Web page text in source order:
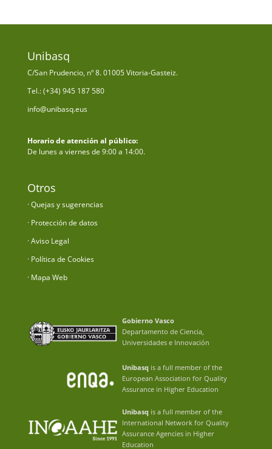
Unibasq
C/San Prudencio, nº 8. 01005 Vitoria-Gasteiz.
Tel.: (+34) 945 187 580
info@unibasq.eus
Horario de atención al público:
De lunes a viernes de 9:00 a 14:00.
Otros
· Quejas y sugerencias
· Protección de datos
· Aviso Legal
· Política de Cookies
· Mapa Web
Gobierno Vasco
Departamento de Ciencia,
Universidades e Innovación
Unibasq is a full member of the
European Association for Quality
Assurance in Higher Education
Unibasq is a full member of the
International Network for Quality
Assurance Agencies in Higher
Education